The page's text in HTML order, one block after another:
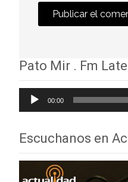
Pato Mir . Fm Late
Reproductor
de
00:00
Escuchanos en